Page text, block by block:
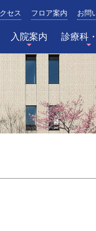
総合病院〈三重県四日市
入院案内 診療科
セス フロア案内 お問